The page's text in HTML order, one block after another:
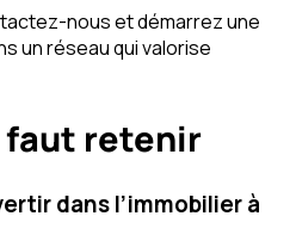
nous et démarrez une
un réseau qui valorise
faut retenir
dans l’immobilier à